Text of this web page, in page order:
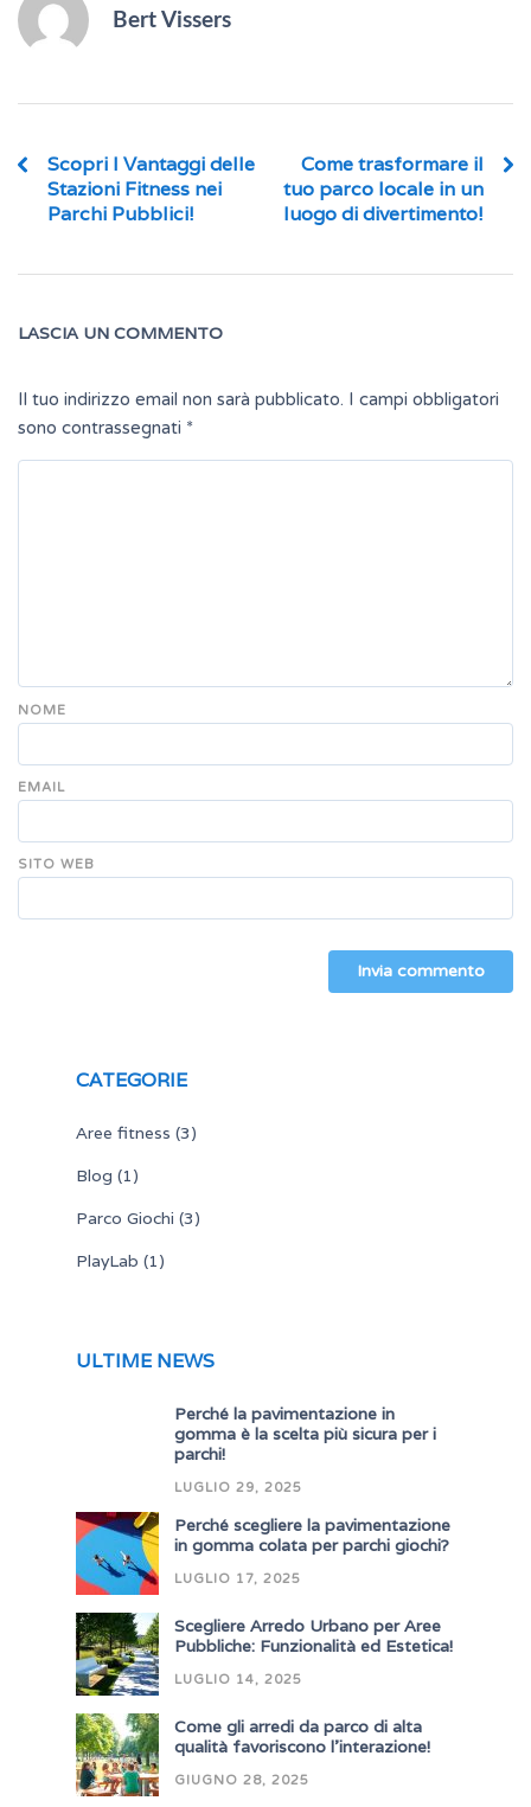
Bert Vissers
Scopri I Vantaggi delle
Stazioni Fitness nei
Parchi Pubblici!
Come trasformare il
tuo parco locale in un
luogo di divertimento!
LASCIA UN COMMENTO
Il tuo indirizzo email non sarà pubblicato.
I campi obbligatori
sono contrassegnati *
NOME
EMAIL
SITO WEB
CATEGORIE
Aree fitness (3)
Blog (1)
Parco Giochi (3)
PlayLab (1)
ULTIME NEWS
Perché la pavimentazione in
gomma è la scelta più sicura per i
parchi!
LUGLIO 29, 2025
Perché scegliere la pavimentazione
in gomma colata per parchi giochi?
LUGLIO 17, 2025
Scegliere Arredo Urbano per Aree
Pubbliche: Funzionalità ed Estetica!
LUGLIO 14, 2025
Come gli arredi da parco di alta
qualità favoriscono l’interazione!
GIUGNO 28, 2025